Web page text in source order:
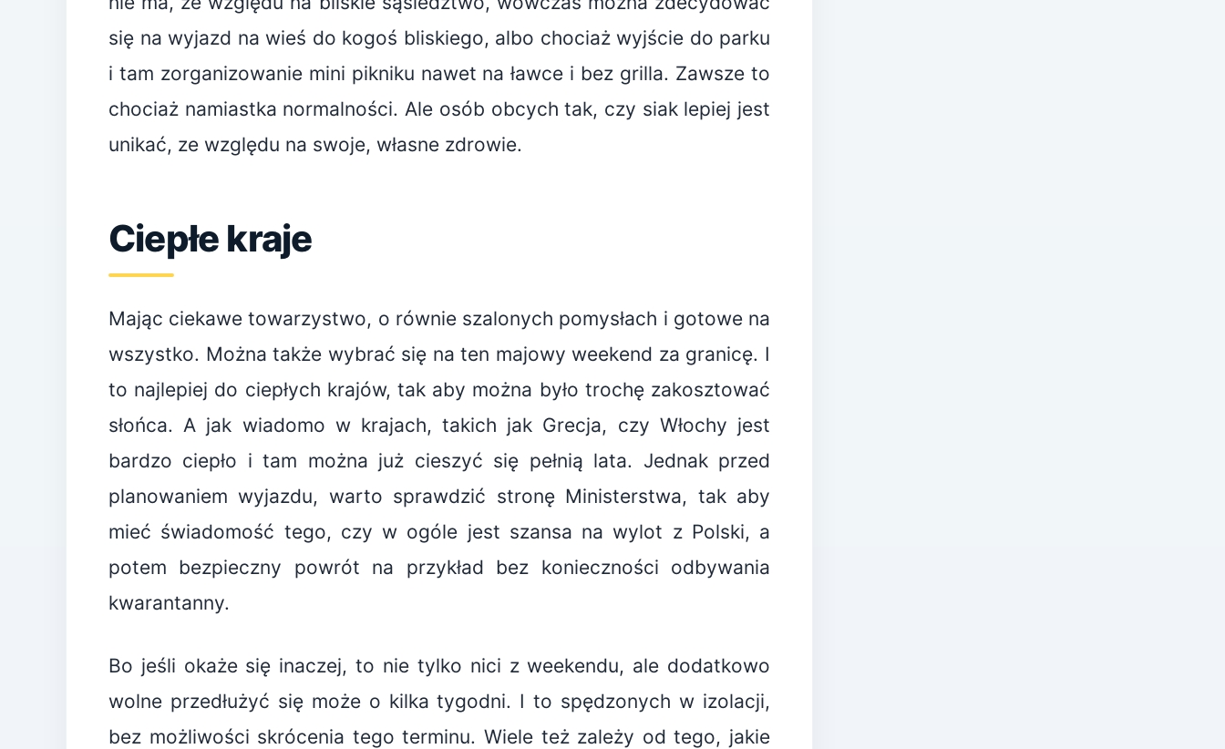
się na wyjazd na wieś do kogoś bliskiego, albo chociaż wyjście do parku
i tam zorganizowanie mini pikniku nawet na ławce i bez grilla. Zawsze to
chociaż namiastka normalności. Ale osób obcych tak, czy siak lepiej jest
unikać, ze względu na swoje, własne zdrowie.
Ciepłe kraje
Mając ciekawe towarzystwo, o równie szalonych pomysłach i gotowe na
wszystko. Można także wybrać się na ten majowy weekend za granicę. I
to najlepiej do ciepłych krajów, tak aby można było trochę zakosztować
słońca. A jak wiadomo w krajach, takich jak Grecja, czy Włochy jest
bardzo ciepło i tam można już cieszyć się pełnią lata. Jednak przed
planowaniem wyjazdu, warto sprawdzić stronę Ministerstwa, tak aby
mieć świadomość tego, czy w ogóle jest szansa na wylot z Polski, a
potem bezpieczny powrót na przykład bez konieczności odbywania
kwarantanny.
Bo jeśli okaże się inaczej, to nie tylko nici z weekendu, ale dodatkowo
wolne przedłużyć się może o kilka tygodni. I to spędzonych w izolacji,
bez możliwości skrócenia tego terminu. Wiele też zależy od tego, jakie